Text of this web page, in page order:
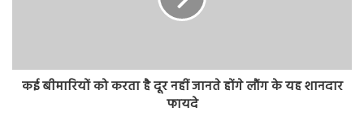
कई बीमारियों को करता है दूर नहीं जानते होंगे लौंग के यह शानदार
फायदे